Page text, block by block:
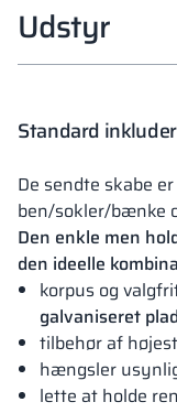
Udstyr
Standard
De sendte skabe
ben/sokler/bænke
Den enkle men
den ideelle
korpus og
galvaniseret
tilbehør af
hængsler
lette at holde